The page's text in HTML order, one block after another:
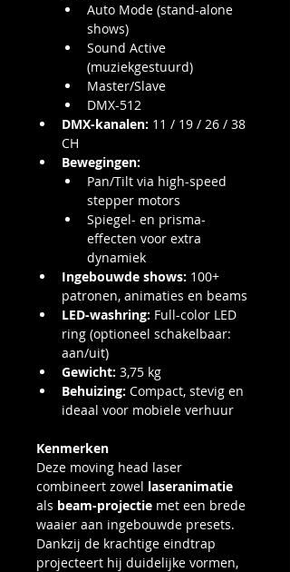
Auto Mode (stand-alone
shows)
Sound Active
(muziekgestuurd)
Master/Slave
DMX-512
DMX-kanalen: 11 / 19 / 26 / 38
CH
Bewegingen:
Pan/Tilt via high-speed
stepper motors
Spiegel- en prisma-
effecten voor extra
dynamiek
Ingebouwde shows: 100+
patronen, animaties en beams
LED-washring: Full-color LED
ring (optioneel schakelbaar:
aan/uit)
Gewicht: 3,75 kg
Behuizing: Compact, stevig en
ideaal voor mobiele verhuur
Kenmerken
Deze moving head laser
combineert zowel laseranimatie
als beam-projectie met een brede
waaier aan ingebouwde presets.
Dankzij de krachtige eindtrap
projecteert hij duidelijke vormen,